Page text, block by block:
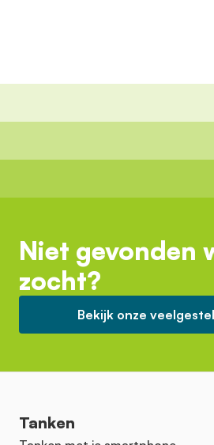
Niet gevonden
zocht?
Bekijk onze
Tanken